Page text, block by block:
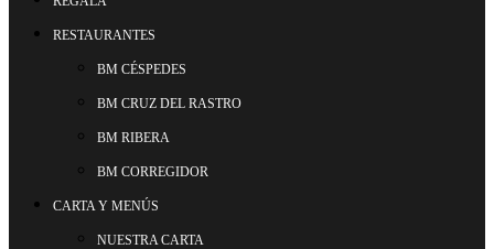
RESTAURANTES
BM CÉSPEDES
BM CRUZ DEL RASTRO
BM RIBERA
BM CORREGIDOR
CARTA Y MENÚS
NUESTRA CARTA